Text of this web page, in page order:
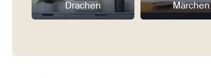
Drachen Märchen